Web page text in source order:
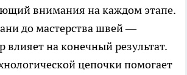
внимания на каждом этапе.
до мастерства швей —
на конечный результат.
цепочки помогает